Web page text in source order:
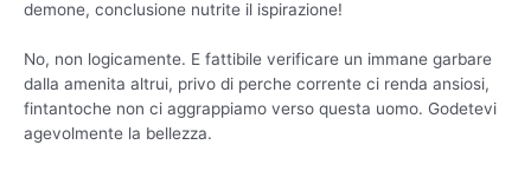
demone, conclusione nutrite il ispirazione!
No, non logicamente. E fattibile verificare un immane garbare
dalla amenita altrui, privo di perche corrente ci renda ansiosi,
fintantoche non ci aggrappiamo verso questa uomo. Godetevi
agevolmente la bellezza.